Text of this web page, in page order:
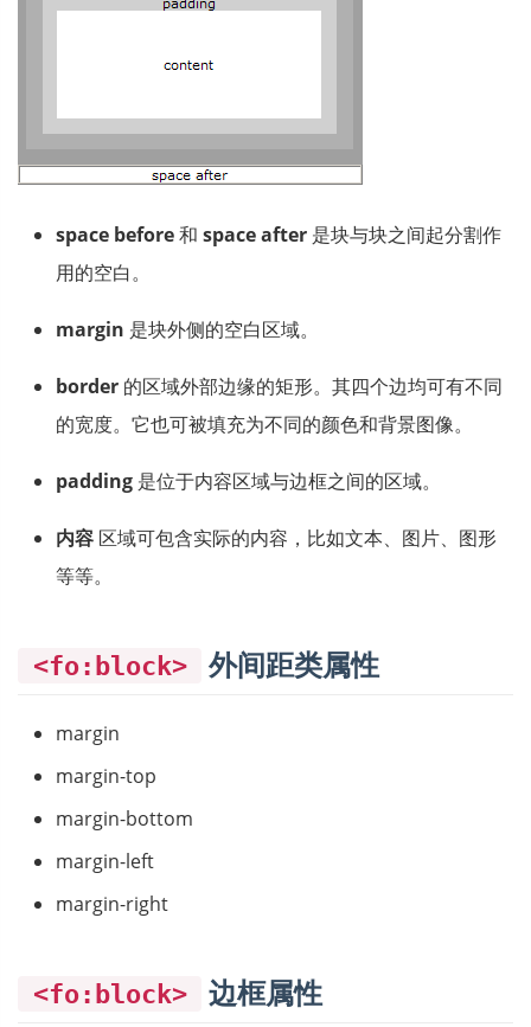
space before和 space after 是块与块之间起分割作
用的空白。
margin 是块外侧的空白区域。
border 的区域外部边缘的矩形。其四个边均可有不同
的宽度。它也可被填充为不同的颜色和背景图像。
padding 是位于内容区域与边框之间的区域。
内容 区域可包含实际的内容，比如文本、图片、图形
等等。
<fo:block> 外间距类属性
margin
margin-top
margin-bottom
margin-left
margin-right
<fo:block> 边框属性